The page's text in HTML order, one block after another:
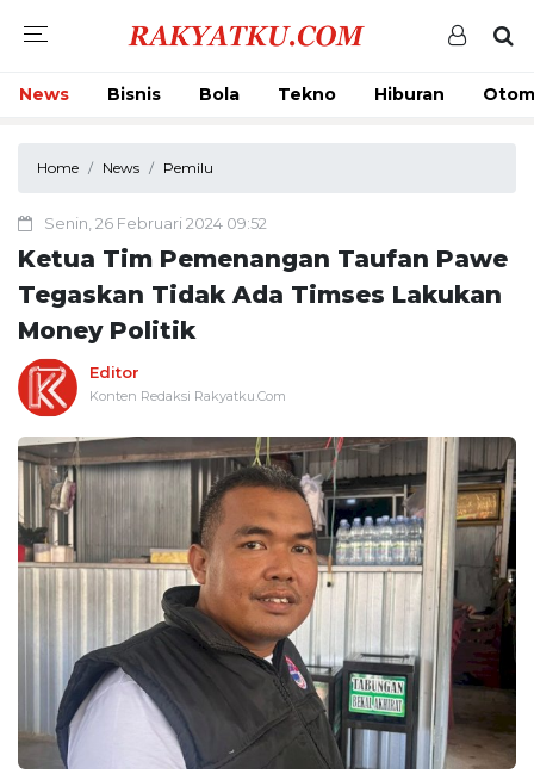
News Bisnis Bola Tekno Hiburan
Home News Pemilu
Senin, 26 Februari 2024 09:52
Ketua Tim Pemenangan Taufan Pawe
Tegaskan Tidak Ada Timses Lakukan
Money Politik
Editor
Konten Redaksi Rakyatku.Com